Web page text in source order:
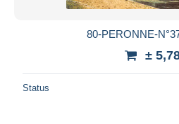
80-PERONNE-
±
Status